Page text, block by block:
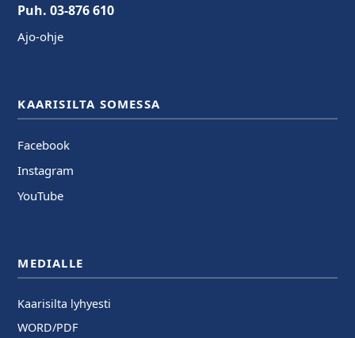
Puh. 03-876 610
Ajo-ohje
KAARISILTA SOMESSA
Facebook
Instagram
YouTube
MEDIALLE
Kaarisilta lyhyesti
WORD/PDF